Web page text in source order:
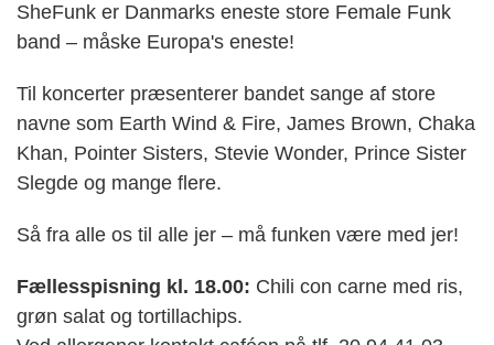
SheFunk er Danmarks eneste store Female Funk
band – måske Europa's eneste!
Til koncerter præsenterer bandet sange af store
navne som Earth Wind & Fire, James Brown, Chaka
Khan, Pointer Sisters, Stevie Wonder, Prince Sister
Slegde og mange flere.
Så fra alle os til alle jer – må funken være med jer!
Fællesspisning kl. 18.00: Chili con carne med ris,
grøn salat og tortillachips.